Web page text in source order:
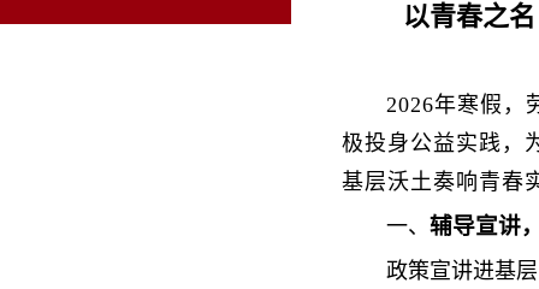
以青春之
2026年寒假，
极投身公益实践，
基层沃土奏响青春
一、辅导宣讲
政策宣讲进基